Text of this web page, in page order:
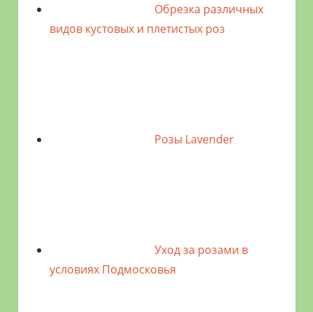
Обрезка различных
видов кустовых и плетистых роз
Розы Lavender
Уход за розами в
условиях Подмосковья